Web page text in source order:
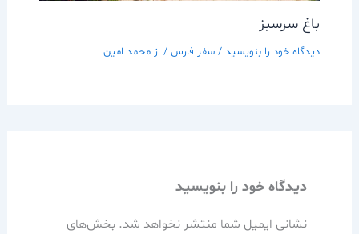
باغ سرسبز
دیدگاه‌ خود را بنویسید / سفر فارس/ از محمد امین
دیدگاه‌ خود را بنویسید
نشانی ایمیل شما منتشر نخواهد شد. بخش‌های